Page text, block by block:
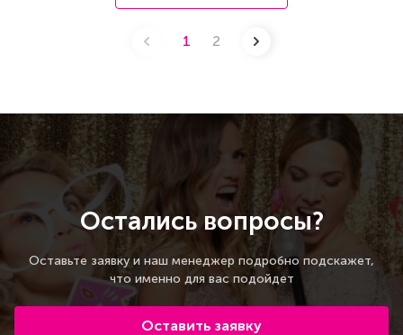
1 2
Остались вопросы?
Оставьте заявку и наш менеджер подробно подскажет,
что именно для вас подойдет
Оставить заявку